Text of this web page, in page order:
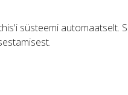
süsteemi automaatselt.